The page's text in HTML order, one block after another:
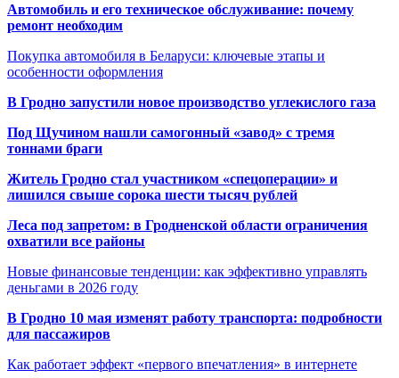
Автомобиль и его техническое обслуживание: почему
ремонт необходим
Покупка автомобиля в Беларуси: ключевые этапы и
особенности оформления
В Гродно запустили новое производство углекислого газа
Под Щучином нашли самогонный «завод» с тремя
тоннами браги
Житель Гродно стал участником «спецоперации» и
лишился свыше сорока шести тысяч рублей
Леса под запретом: в Гродненской области ограничения
охватили все районы
Новые финансовые тенденции: как эффективно управлять
деньгами в 2026 году
В Гродно 10 мая изменят работу транспорта: подробности
для пассажиров
Как работает эффект «первого впечатления» в интернете